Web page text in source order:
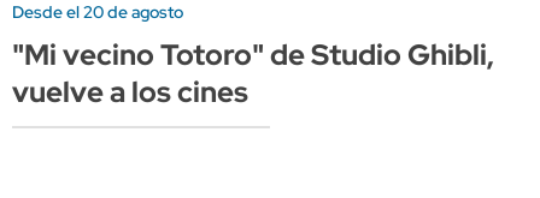
Desde el 20 de agosto
"Mi vecino Totoro" de Studio Ghibli,
vuelve a los cines